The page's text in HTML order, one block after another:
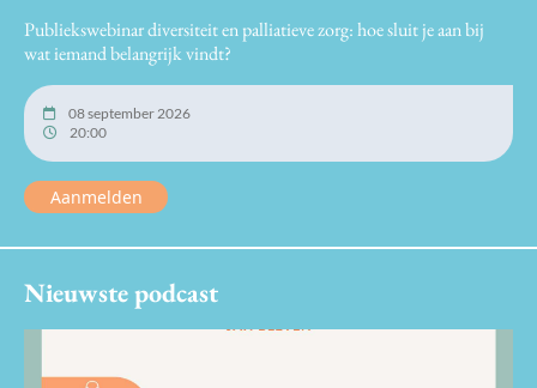
Publiekswebinar diversiteit en palliatieve zorg: hoe sluit je aan bij
wat iemand belangrijk vindt?
08 september 2026
20:00
Aanmelden
Nieuwste podcast